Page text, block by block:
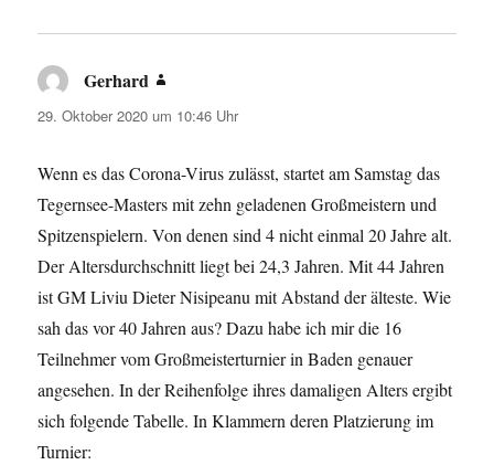
Gerhard
29. Oktober 2020 um 10:46 Uhr
Wenn es das Corona-Virus zulässt, startet am Samstag das
Tegernsee-Masters mit zehn geladenen Großmeistern und
Spitzenspielern. Von denen sind 4 nicht einmal 20 Jahre alt.
Der Altersdurchschnitt liegt bei 24,3 Jahren. Mit 44 Jahren
ist GM Liviu Dieter Nisipeanu mit Abstand der älteste. Wie
sah das vor 40 Jahren aus? Dazu habe ich mir die 16
Teilnehmer vom Großmeisterturnier in Baden genauer
angesehen. In der Reihenfolge ihres damaligen Alters ergibt
sich folgende Tabelle. In Klammern deren Platzierung im
Turnier: